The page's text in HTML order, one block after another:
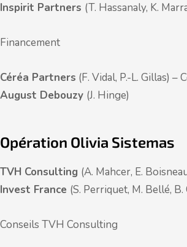
Inspirit Partners (T. Hassanaly, K.
Financement
Céréa Partners (F. Vidal, P.-L. Gillas) –
August Debouzy (J. Hinge)
Opération Olivia Sistemas
TVH Consulting (A. Mahcer, E.
Invest France (S. Perriquet, M. Bellé, B.
Conseils TVH Consulting